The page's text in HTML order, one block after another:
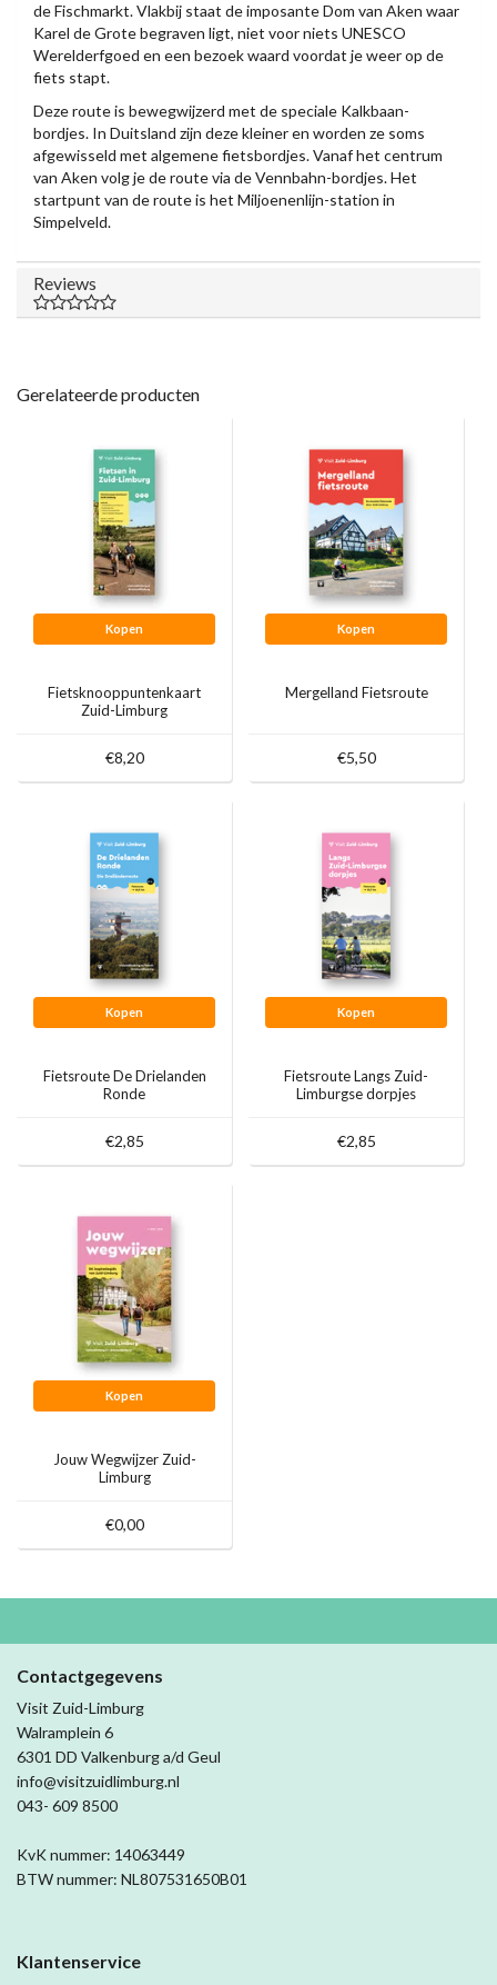
de Fischmarkt. Vlakbij staat de imposante Dom van Aken waar
Karel de Grote begraven ligt, niet voor niets UNESCO
Werelderfgoed en een bezoek waard voordat je weer op de
fiets stapt.
Deze route is bewegwijzerd met de speciale Kalkbaan-
bordjes. In Duitsland zijn deze kleiner en worden ze soms
afgewisseld met algemene fietsbordjes. Vanaf het centrum
van Aken volg je de route via de Vennbahn-bordjes. Het
startpunt van de route is het Miljoenenlijn-station in
Simpelveld.
Reviews
Gerelateerde producten
Kopen
Fietsknooppuntenkaart
Zuid-Limburg
€8,20
Kopen
Mergelland Fietsroute
€5,50
Kopen
Fietsroute De Drielanden
Ronde
€2,85
Kopen
Fietsroute Langs Zuid-
Limburgse dorpjes
€2,85
Kopen
Jouw Wegwijzer Zuid-
Limburg
€0,00
Contactgegevens
Visit Zuid-Limburg
Walramplein 6
6301 DD Valkenburg a/d Geul
info@visitzuidlimburg.nl
043- 609 8500
KvK nummer: 14063449
BTW nummer: NL807531650B01
Klantenservice